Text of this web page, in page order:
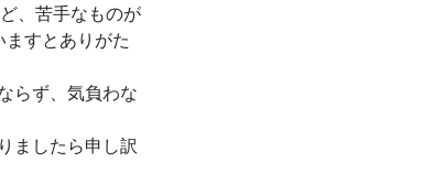
、苦手なものが
すとありがた
らず、気負わな
ましたら申し訳